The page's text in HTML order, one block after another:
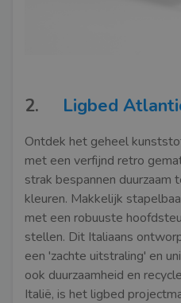
2. Ligbed
Ontdek het geheel
met een verfijnd retro
strak bespannen duurzaam
kleuren. Makkelijk
met een robuuste
stellen. Dit Italiaans
een 'zachte uitstraling' en
ook duurzaamheid en
Italië, is het ligbed